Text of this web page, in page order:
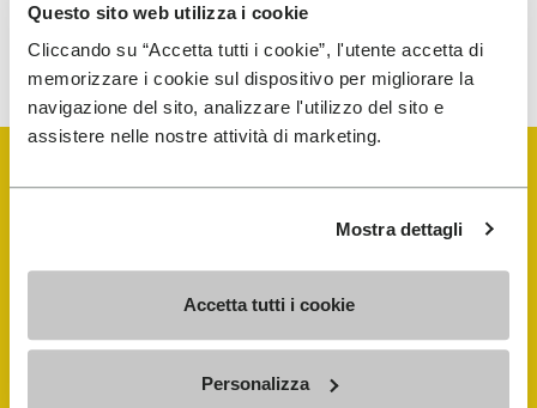
Questo sito web utilizza i cookie
Cliccando su “Accetta tutti i cookie”, l'utente accetta di
memorizzare i cookie sul dispositivo per migliorare la
navigazione del sito, analizzare l'utilizzo del sito e
assistere nelle nostre attività di marketing.
Mostra dettagli
Accetta tutti i cookie
Personalizza
Pour savoir comment nous traitons vos données, veuillez
consulter notre Politique de confidentialité. Vous pouvez vous
désinscrire à tout moment.
Vibram Events
FiveFingers Guide